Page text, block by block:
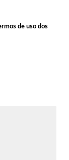
de uso dos